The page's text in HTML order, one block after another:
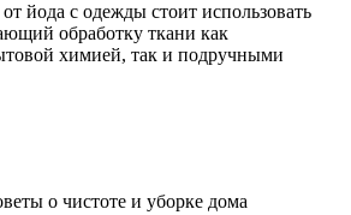
йода с одежды стоит использовать
обработку ткани как
химией, так и подручными
о чистоте и уборке дома